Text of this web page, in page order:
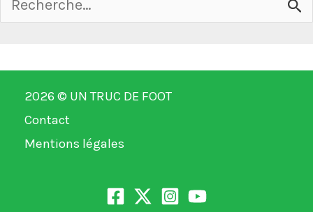
2026 © UN TRUC DE FOOT
Contact
Mentions légales